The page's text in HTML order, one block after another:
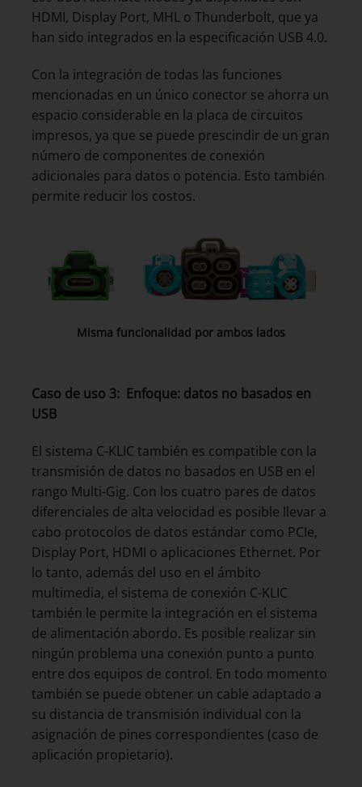
HDMI, Display Port, MHL o Thunderbolt, que ya
han sido integrados en la especificación USB 4.0.
Con la integración de todas las funciones
mencionadas en un único conector se ahorra un
espacio considerable en la placa de circuitos
impresos, ya que se puede prescindir de un gran
número de componentes de conexión
adicionales para datos o potencia. Esto también
permite reducir los costos.
Misma funcionalidad por ambos lados
Caso de uso 3: Enfoque: datos no basados en
USB
El sistema C-KLIC también es compatible con la
transmisión de datos no basados en USB en el
rango Multi-Gig. Con los cuatro pares de datos
diferenciales de alta velocidad es posible llevar a
cabo protocolos de datos estándar como PCIe,
Display Port, HDMI o aplicaciones Ethernet. Por
lo tanto, además del uso en el ámbito
multimedia, el sistema de conexión C-KLIC
también le permite la integración en el sistema
de alimentación abordo. Es posible realizar sin
ningún problema una conexión punto a punto
entre dos equipos de control. En todo momento
también se puede obtener un cable adaptado a
su distancia de transmisión individual con la
asignación de pines correspondientes (caso de
aplicación propietario).